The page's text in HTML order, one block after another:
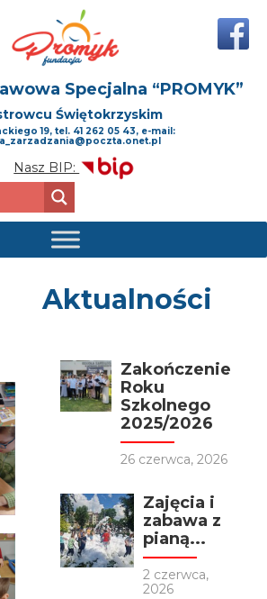
Specjalna “PROMYK”
Świętokrzyskim
19, tel. 41 262 05 43, e-mail:
Nasz BIP:
Aktualności
Zakończenie
Roku
Szkolnego
2025/2026
26 czerwca, 2026
Zajęcia i
zabawa z
pianą...
2 czerwca,
2026